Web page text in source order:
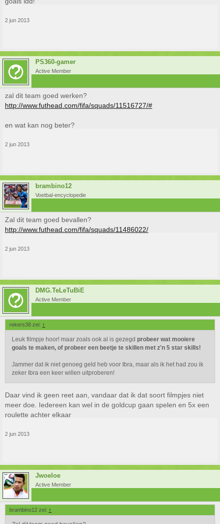
2 jun 2013
PS360-gamer
Active Member
zal dit team goed werken?
http://www.futhead.com/fifa/squads/11516727/#
en wat kan nog beter?
2 jun 2013
brambino12
Voetbal-encyclopedie
Zal dit team goed bevallen?
http://www.futhead.com/fifa/squads/11486022/
2 jun 2013
DMG.TeLeTuBiE
Active Member
rekers38 zei: ↑
Leuk filmpje hoor! maar zoals ook al is gezegd probeer wat mooiere
goals te maken, of probeer een beetje te skillen met z'n 5 star skills!
Jammer dat ik niet genoeg geld heb voor Ibra, maar als ik het had zou ik
zeker Ibra een keer willen uitproberen!
Daar vind ik geen reet aan, vandaar dat ik dat soort filmpjes niet
meer doe. Iedereen kan wel in de goldcup gaan spelen en 5x een
roulette achter elkaar
2 jun 2013
Jwoeloe
Active Member
brambino12 zei: ↑